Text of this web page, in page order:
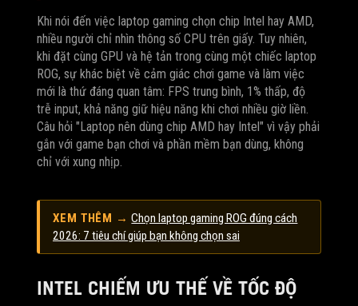
Khi nói đến việc laptop gaming chọn chip Intel hay AMD,
nhiều người chỉ nhìn thông số CPU trên giấy. Tuy nhiên,
khi đặt cùng GPU và hệ tản trong cùng một chiếc laptop
ROG, sự khác biệt về cảm giác chơi game và làm việc
mới là thứ đáng quan tâm: FPS trung bình, 1% thấp, độ
trễ input, khả năng giữ hiệu năng khi chơi nhiều giờ liền.
Câu hỏi "Laptop nên dùng chip AMD hay Intel" vì vậy phải
gắn với game bạn chơi và phần mềm bạn dùng, không
chỉ với xung nhịp.
XEM THÊM →Chọn laptop gaming ROG đúng cách
2026: 7 tiêu chí giúp bạn không chọn sai
INTEL CHIẾM ƯU THẾ VỀ TỐC ĐỘ